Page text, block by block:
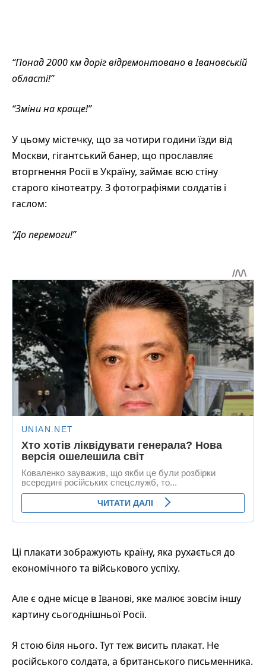
“Понад 2000 км доріг відремонтовано в Івановській
області!”
“Зміни на краще!”
У цьому містечку, що за чотири години їзди від
Москви, гігантський банер, що прославляє
вторгнення Росії в Україну, займає всю стіну
старого кінотеатру. З фотографіями солдатів і
гаслом:
“До перемоги!”
Ці плакати зображують країну, яка рухається до
економічного та військового успіху.
Але є одне місце в Іванові, яке малює зовсім іншу
картину сьогоднішньої Росії.
Я стою біля нього. Тут теж висить плакат. Не
російського солдата, а британського письменника.